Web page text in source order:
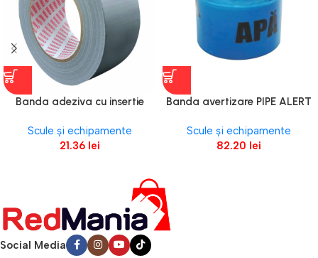
Banda adeziva cu insertie
L-50m g-0.17mm suport mesh
pentru reparatii ENERGO
Scule și echipamente
21.36 lei
Banda avertizare PIPE ALERT
latime 100mm L-500m pentru
avertizare conducte apa
Scule și echipamente
82.20 lei
Social Media